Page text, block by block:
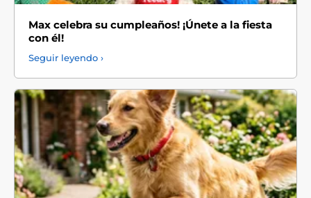
Max celebra su cumpleaños! ¡Únete a la fiesta
con él!
Seguir leyendo ›